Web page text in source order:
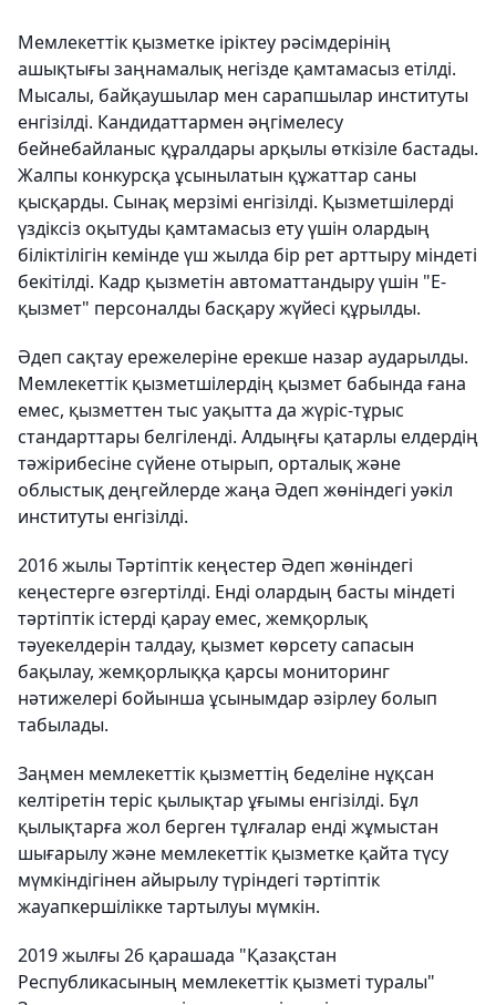
Мемлекеттік қызметке іріктеу рәсімдерінің
ашықтығы заңнамалық негізде қамтамасыз етілді.
Мысалы, байқаушылар мен сарапшылар институты
енгізілді. Кандидаттармен әңгімелесу
бейнебайланыс құралдары арқылы өткізіле бастады.
Жалпы конкурсқа ұсынылатын құжаттар саны
қысқарды. Сынақ мерзімі енгізілді. Қызметшілерді
үздіксіз оқытуды қамтамасыз ету үшін олардың
біліктілігін кемінде үш жылда бір рет арттыру міндеті
бекітілді. Кадр қызметін автоматтандыру үшін "Е-
қызмет" персоналды басқару жүйесі құрылды.
Әдеп сақтау ережелеріне ерекше назар аударылды.
Мемлекеттік қызметшілердің қызмет бабында ғана
емес, қызметтен тыс уақытта да жүріс-тұрыс
стандарттары белгіленді. Алдыңғы қатарлы елдердің
тәжірибесіне сүйене отырып, орталық және
облыстық деңгейлерде жаңа Әдеп жөніндегі уәкіл
институты енгізілді.
2016 жылы Тәртіптік кеңестер Әдеп жөніндегі
кеңестерге өзгертілді. Енді олардың басты міндеті
тәртіптік істерді қарау емес, жемқорлық
тәуекелдерін талдау, қызмет көрсету сапасын
бақылау, жемқорлыққа қарсы мониторинг
нәтижелері бойынша ұсынымдар әзірлеу болып
табылады.
Заңмен мемлекеттік қызметтің беделіне нұқсан
келтіретін теріс қылықтар ұғымы енгізілді. Бұл
қылықтарға жол берген тұлғалар енді жұмыстан
шығарылу және мемлекеттік қызметке қайта түсу
мүмкіндігінен айырылу түріндегі тәртіптік
жауапкершілікке тартылуы мүмкін.
2019 жылғы 26 қарашада "Қазақстан
Республикасының мемлекеттік қызметі туралы"